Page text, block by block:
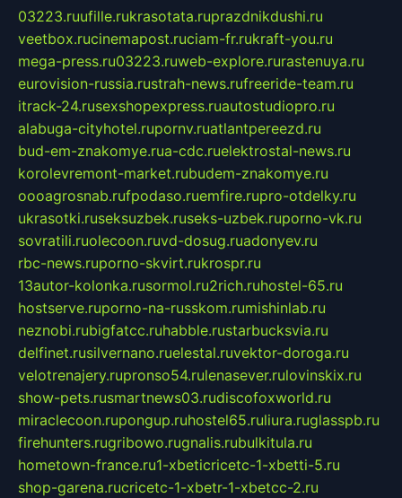
03223.ruufille.rukrasotata.ruprazdnikdushi.ru
veetbox.rucinemapost.ruciam-fr.rukraft-you.ru
mega-press.ru03223.ruweb-explore.rurastenuya.ru
eurovision-russia.rustrah-news.rufreeride-team.ru
itrack-24.rusexshopexpress.ruautostudiopro.ru
alabuga-cityhotel.rupornv.ruatlantpereezd.ru
bud-em-znakomye.rua-cdc.ruelektrostal-news.ru
korolevremont-market.rubudem-znakomye.ru
oooagrosnab.rufpodaso.ruemfire.rupro-otdelky.ru
ukrasotki.ruseksuzbek.ruseks-uzbek.ruporno-vk.ru
sovratili.ruolecoon.ruvd-dosug.ruadonyev.ru
rbc-news.ruporno-skvirt.rukrospr.ru
13autor-kolonka.rusormol.ru2rich.ruhostel-65.ru
hostserve.ruporno-na-russkom.rumishinlab.ru
neznobi.rubigfatcc.ruhabble.rustarbucksvia.ru
delfinet.rusilvernano.ruelestal.ruvektor-doroga.ru
velotrenajery.rupronso54.rulenasever.rulovinskix.ru
show-pets.rusmartnews03.rudiscofoxworld.ru
miraclecoon.rupongup.ruhostel65.ruliura.ruglasspb.ru
firehunters.rugribowo.rugnalis.rubulkitula.ru
hometown-france.ru1-xbeticricetc-1-xbetti-5.ru
shop-garena.rucricetc-1-xbetr-1-xbetcc-2.ru